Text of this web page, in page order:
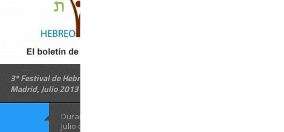
3º Festival de Hebreo Moderno en
Madrid, Julio 2013
Durante el mes de en
Julio de 2013 se ...